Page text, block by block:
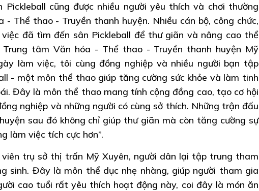
Pickleball cũng được nhiều người yêu thích và chơi thường
Thể thao - Truyền thanh huyện. Nhiều cán bộ, công chức,
đã tìm đến sân Pickleball để thư giãn và nâng cao thể
Trung tâm Văn hóa - Thể thao - Truyền thanh huyện Mỹ
làm việc, tôi cùng đồng nghiệp và nhiều người bạn tập
- một môn thể thao giúp tăng cường sức khỏe và làm tinh
Đây là môn thể thao mang tính cộng đồng cao, tạo cơ hội
nghiệp và những người có cùng sở thích. Những trận đấu
sau đó không chỉ giúp thư giãn mà còn tăng cường sự
làm việc tích cực hơn”.
trụ sở thị trấn Mỹ Xuyên, người dân lại tập trung tham
sinh. Đây là môn thể dục nhẹ nhàng, giúp người tham gia
cao tuổi rất yêu thích hoạt động này, coi đây là món ăn